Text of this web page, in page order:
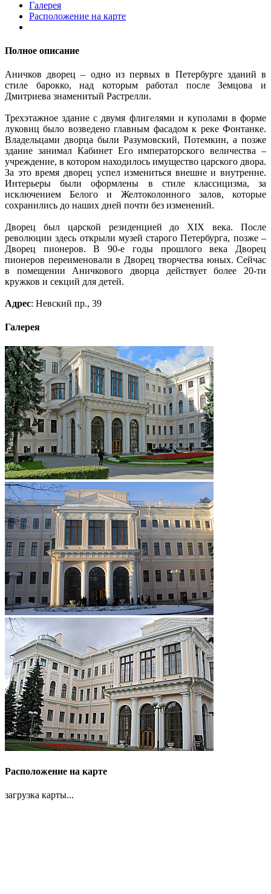
Галерея
Расположение на карте
Полное описание
Аничков дворец – одно из первых в Петербурге зданий в
стиле барокко, над которым работал после Земцова и
Дмитриева знаменитый Растрелли.
Трехэтажное здание с двумя флигелями и куполами в форме
луковиц было возведено главным фасадом к реке Фонтанке.
Владельцами дворца были Разумовский, Потемкин, а позже
здание занимал Кабинет Его императорского величества –
учреждение, в котором находилось имущество царского двора.
За это время дворец успел измениться внешне и внутренне.
Интерьеры были оформлены в стиле классицизма, за
исключением Белого и Желтоколонного залов, которые
сохранились до наших дней почти без изменений.
Дворец был царской резиденцией до XIX века. После
революции здесь открыли музей старого Петербурга, позже –
Дворец пионеров. В 90-е годы прошлого века Дворец
пионеров переименовали в Дворец творчества юных. Сейчас
в помещении Аничкового дворца действует более 20-ти
кружков и секций для детей.
Адрес: Невский пр., 39
Галерея
Расположение на карте
загрузка карты...